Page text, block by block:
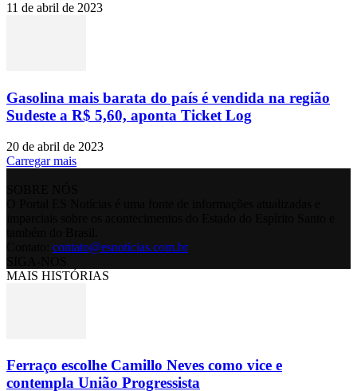
11 de abril de 2023
Gasolina mais barata do país é vendida na região
Sudeste a R$ 5,60, aponta Ticket Log
20 de abril de 2023
Carregar mais
contato@esnoticias.com.br
MAIS HISTÓRIAS
Ferraço escolhe Camillo Neves como vice e
contempla União Progressista